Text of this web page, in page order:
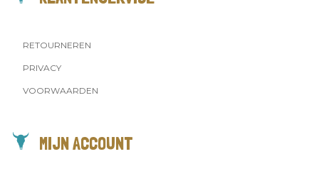
RETOURNEREN
PRIVACY
VOORWAARDEN
MIJN ACCOUNT